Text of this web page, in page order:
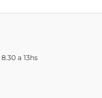
a 13hs